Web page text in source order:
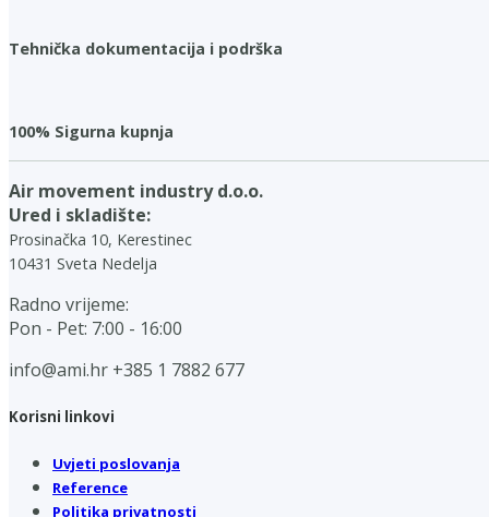
Tehnička dokumentacija i podrška
100% Sigurna kupnja
Air movement industry d.o.o.
Ured i skladište:
Prosinačka 10, Kerestinec
10431 Sveta Nedelja
Radno vrijeme:
Pon - Pet: 7:00 - 16:00
info@ami.hr +385 1 7882 677
Korisni linkovi
Uvjeti poslovanja
Reference
Politika privatnosti